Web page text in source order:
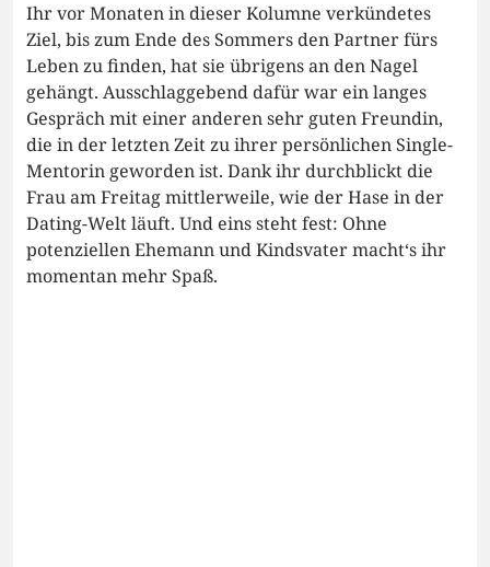
Ihr vor Monaten in dieser Kolumne verkündetes
Ziel, bis zum Ende des Sommers den Partner fürs
Leben zu finden, hat sie übrigens an den Nagel
gehängt. Ausschlaggebend dafür war ein langes
Gespräch mit einer anderen sehr guten Freundin,
die in der letzten Zeit zu ihrer persönlichen Single-
Mentorin geworden ist. Dank ihr durchblickt die
Frau am Freitag mittlerweile, wie der Hase in der
Dating-Welt läuft. Und eins steht fest: Ohne
potenziellen Ehemann und Kindsvater macht‘s ihr
momentan mehr Spaß.